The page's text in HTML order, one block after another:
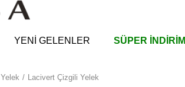
YENİ GELENLER SÜPER İNDİRİM
Yelek Lacivert Çizgili Yelek